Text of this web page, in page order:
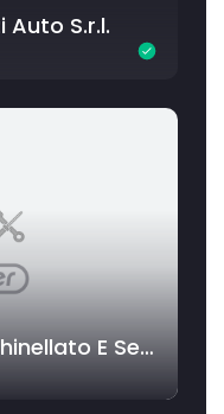
Auto S.r.l.
Autofficina Federico Chinellato E Sergio Dal Pozzo S.N.C.